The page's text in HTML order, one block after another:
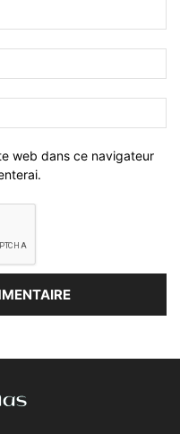
web dans ce navigateur